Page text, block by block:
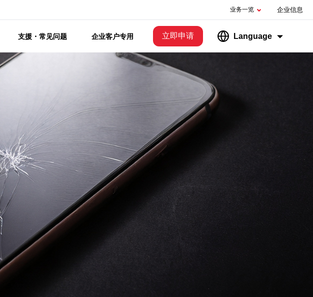
业务一览 企业信息
支援・常见问题 企业客户专用 立即申请 Language